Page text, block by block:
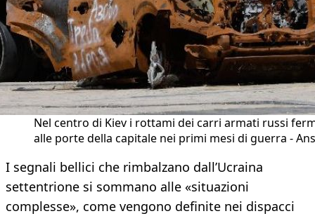
Nel centro di Kiev i rottami dei carri armati russi
alle porte della capitale nei primi mesi di guerra -
I segnali bellici che rimbalzano dall’Ucraina
settentrione si sommano alle «situazioni
complesse», come vengono definite nei dispacci